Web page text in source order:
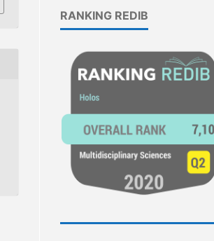
RANKING REDIB